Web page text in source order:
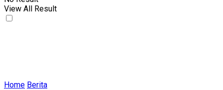
View All Result
Home Berita